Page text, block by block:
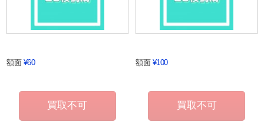
額面 ¥60 額面 ¥100